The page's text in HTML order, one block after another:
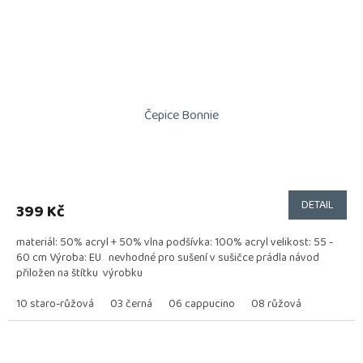
Čepice Bonnie
399 Kč DETAIL
materiál: 50% acryl + 50% vlna podšívka: 100% acryl velikost: 55 -
60 cm Výroba: EU nevhodné pro sušení v sušičce prádla návod
přiložen na štítku výrobku
10 staro-růžová
03 černá 06 cappucino 08 růžová